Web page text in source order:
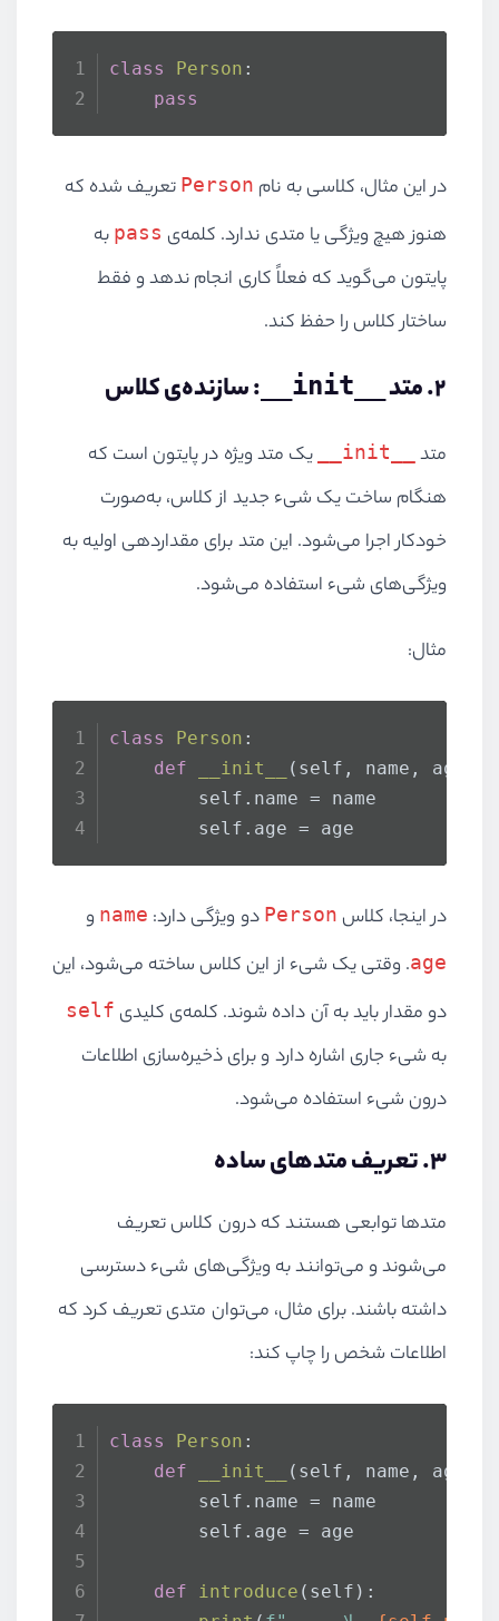
class Person :
pass
در این مثال، کلاسی به نام Person تعریف شده که
هنوز هیچ ویژگی یا متدی ندارد. کلمه‌ی pass به
پایتون می‌گوید که فعلاً کاری انجام ندهد و فقط
ساختار کلاس را حفظ کند.
۲. متد : سازنده‌ی کلاس
متد
یک متد ویژه در پایتون است که
هنگام ساخت یک شیء جدید از کلاس، به‌صورت
خودکار اجرا می‌شود. این متد برای مقداردهی اولیه به
ویژگی‌های شیء استفاده می‌شود.
مثال:
class Person :
def
__init__ ( self, name, age
        self.name = name
        self.age = age
در اینجا، کلاس Person دو ویژگی دارد: name و
age. وقتی یک شیء از این کلاس ساخته می‌شود، این
دو مقدار باید به آن داده شوند. کلمه‌ی کلیدی self
به شیء جاری اشاره دارد و برای ذخیره‌سازی اطلاعات
درون شیء استفاده می‌شود.
۳. تعریف متدهای ساده
متدها توابعی هستند که درون کلاس تعریف
می‌شوند و می‌توانند به ویژگی‌های شیء دسترسی
داشته باشند. برای مثال، می‌توان متدی تعریف کرد که
اطلاعات شخص را چاپ کند:
class Person :
def
__init__ ( self, name, age
        self.name = name
        self.age = age
def introduce ( self ):